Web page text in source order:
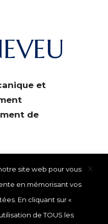
et
de
X
site web pour vous
en mémorisant vos
En cliquant sur «
de TOUS les